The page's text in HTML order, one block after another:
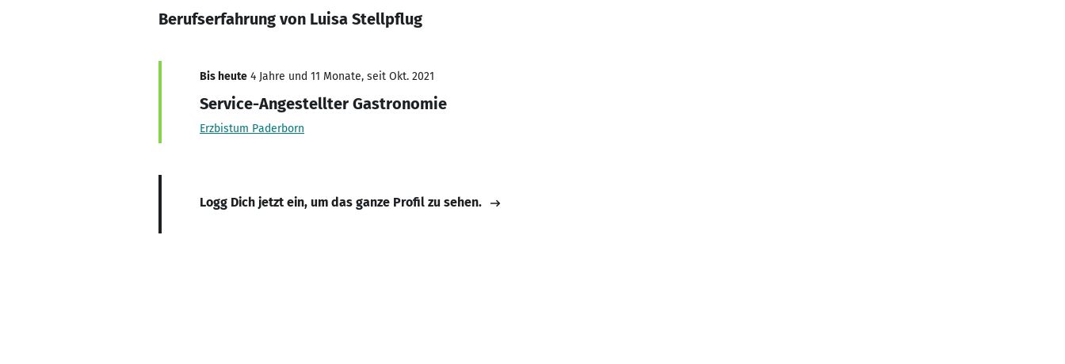
Berufserfahrung von Luisa Stellpflug
Bis heute 4 Jahre und 11 Monate, seit Okt. 2021
Service-Angestellter Gastronomie
Erzbistum Paderborn
Logg Dich jetzt ein, um das ganze Profil zu sehen.